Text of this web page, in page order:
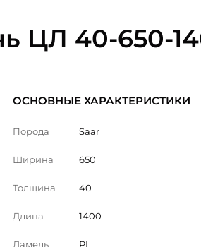
ЦЛ 40-650-
ОСНОВНЫЕ ХАРАКТЕРИСТИКИ
Порода Saar
Ширина 650
Толщина 40
Длина 1400
Ламель PL